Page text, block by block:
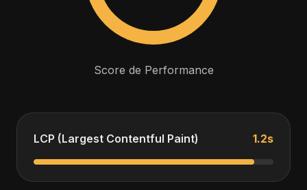
Score de Performance
LCP (Largest Contentful Paint) 1.2s